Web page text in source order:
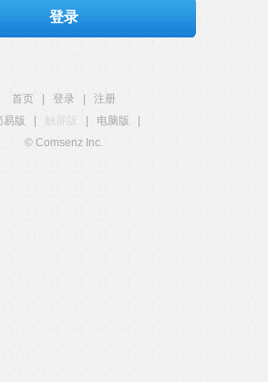
登录
首页 登录
注册
易版
触屏版 电脑版
© Comsenz Inc.